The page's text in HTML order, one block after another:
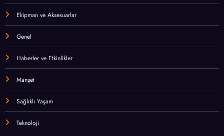
Ekipman ve Aksesuarlar
Genel
Haberler ve Etkinlikler
Manşet
Sağlıklı Yaşam
Teknoloji